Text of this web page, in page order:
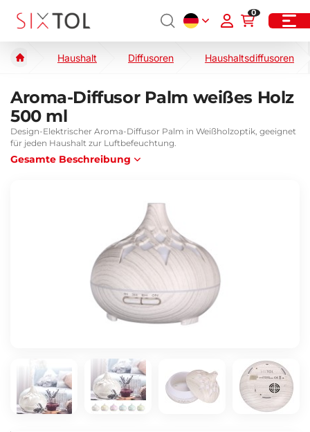
0
Haushalt Diffusoren Haushaltsdiffusoren
Aroma-Diffusor Palm weißes Holz
500 ml
Design-Elektrischer Aroma-Diffusor Palm in Weißholzoptik, geeignet
für jeden Haushalt zur Luftbefeuchtung.
Gesamte Beschreibung